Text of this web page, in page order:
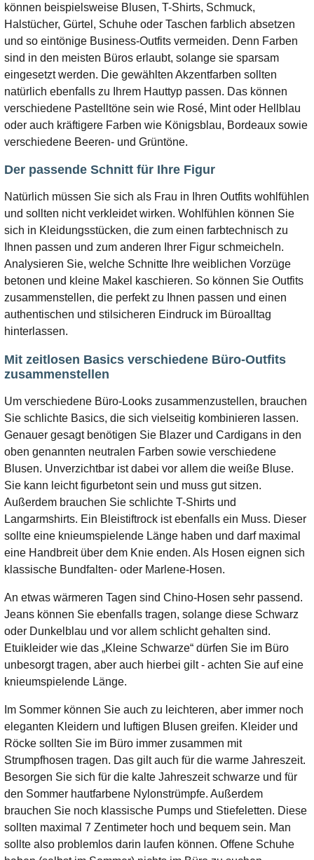
können beispielsweise Blusen, T-Shirts, Schmuck,
Halstücher, Gürtel, Schuhe oder Taschen farblich absetzen
und so eintönige Business-Outfits vermeiden. Denn Farben
sind in den meisten Büros erlaubt, solange sie sparsam
eingesetzt werden. Die gewählten Akzentfarben sollten
natürlich ebenfalls zu Ihrem Hauttyp passen. Das können
verschiedene Pastelltöne sein wie Rosé, Mint oder Hellblau
oder auch kräftigere Farben wie Königsblau, Bordeaux sowie
verschiedene Beeren- und Grüntöne.
Der passende Schnitt für Ihre Figur
Natürlich müssen Sie sich als Frau in Ihren Outfits wohlfühlen
und sollten nicht verkleidet wirken. Wohlfühlen können Sie
sich in Kleidungsstücken, die zum einen farbtechnisch zu
Ihnen passen und zum anderen Ihrer Figur schmeicheln.
Analysieren Sie, welche Schnitte Ihre weiblichen Vorzüge
betonen und kleine Makel kaschieren. So können Sie Outfits
zusammenstellen, die perfekt zu Ihnen passen und einen
authentischen und stilsicheren Eindruck im Büroalltag
hinterlassen.
Mit zeitlosen Basics verschiedene Büro-Outfits
zusammenstellen
Um verschiedene Büro-Looks zusammenzustellen, brauchen
Sie schlichte Basics, die sich vielseitig kombinieren lassen.
Genauer gesagt benötigen Sie Blazer und Cardigans in den
oben genannten neutralen Farben sowie verschiedene
Blusen. Unverzichtbar ist dabei vor allem die weiße Bluse.
Sie kann leicht figurbetont sein und muss gut sitzen.
Außerdem brauchen Sie schlichte T-Shirts und
Langarmshirts. Ein Bleistiftrock ist ebenfalls ein Muss. Dieser
sollte eine knieumspielende Länge haben und darf maximal
eine Handbreit über dem Knie enden. Als Hosen eignen sich
klassische Bundfalten- oder Marlene-Hosen.
An etwas wärmeren Tagen sind Chino-Hosen sehr passend.
Jeans können Sie ebenfalls tragen, solange diese Schwarz
oder Dunkelblau und vor allem schlicht gehalten sind.
Etuikleider wie das „Kleine Schwarze“ dürfen Sie im Büro
unbesorgt tragen, aber auch hierbei gilt - achten Sie auf eine
knieumspielende Länge.
Im Sommer können Sie auch zu leichteren, aber immer noch
eleganten Kleidern und luftigen Blusen greifen. Kleider und
Röcke sollten Sie im Büro immer zusammen mit
Strumpfhosen tragen. Das gilt auch für die warme Jahreszeit.
Besorgen Sie sich für die kalte Jahreszeit schwarze und für
den Sommer hautfarbene Nylonstrümpfe. Außerdem
brauchen Sie noch klassische Pumps und Stiefeletten. Diese
sollten maximal 7 Zentimeter hoch und bequem sein. Man
sollte also problemlos darin laufen können. Offene Schuhe